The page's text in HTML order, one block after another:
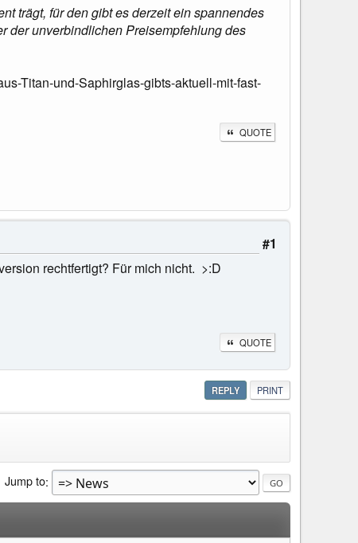
trägt, für den gibt es derzeit ein spannendes
der unverbindlichen Preisempfehlung des
Titan-und-Saphirglas-gibts-aktuell-mit-fast-
QUOTE
#1
rechtfertigt? Für mich nicht. >:D
QUOTE
REPLY PRINT
Jump to